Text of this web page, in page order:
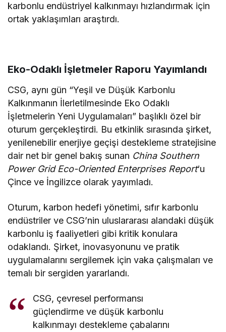
karbonlu endüstriyel kalkınmayı hızlandırmak için
ortak yaklaşımları araştırdı.
Eko-Odaklı İşletmeler Raporu Yayımlandı
CSG, aynı gün “Yeşil ve Düşük Karbonlu
Kalkınmanın İlerletilmesinde Eko Odaklı
İşletmelerin Yeni Uygulamaları” başlıklı özel bir
oturum gerçekleştirdi. Bu etkinlik sırasında şirket,
yenilenebilir enerjiye geçişi destekleme stratejisine
dair net bir genel bakış sunan China Southern
Power Grid Eco-Oriented Enterprises Report‘u
Çince ve İngilizce olarak yayımladı.
Oturum, karbon hedefi yönetimi, sıfır karbonlu
endüstriler ve CSG’nin uluslararası alandaki düşük
karbonlu iş faaliyetleri gibi kritik konulara
odaklandı. Şirket, inovasyonunu ve pratik
uygulamalarını sergilemek için vaka çalışmaları ve
temalı bir sergiden yararlandı.
CSG, çevresel performansı
güçlendirme ve düşük karbonlu
kalkınmayı destekleme çabalarını